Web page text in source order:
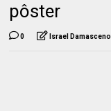
pôster
0 Israel Damasceno